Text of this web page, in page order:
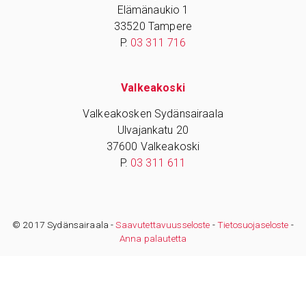
Elämänaukio 1
33520 Tampere
P. 03 311 716
Valkeakoski
Valkeakosken Sydänsairaala
Ulvajankatu 20
37600 Valkeakoski
P. 03 311 611
© 2017 Sydänsairaala -Saavutettavuusseloste -Tietosuojaseloste -
Anna palautetta